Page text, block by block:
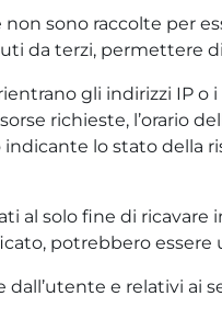
sono raccolte per
da terzi, permettere
gli indirizzi IP
richieste, l’orario
lo stato della
al solo fine di
potrebbero
e relativi ai